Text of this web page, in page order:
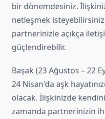
bir dönemdesiniz.
netleşmek
partnerinizle açıkça
güçlendirebilir.
Başak (23 Ağustos – 22
24 Nisan'da aşk
olacak. İlişkinizde
zamanda partnerinizin